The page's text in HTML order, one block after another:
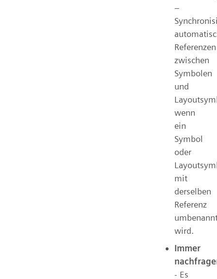
–
Referenzen
zwischen
Symbolen
und
wenn
ein
Symbol
oder
mit
derselben
Referenz
wird.
Immer
- Es